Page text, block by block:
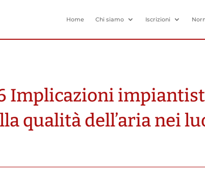
Home Chi siamo Iscrizioni
Implicazioni
qualità dell’aria nei